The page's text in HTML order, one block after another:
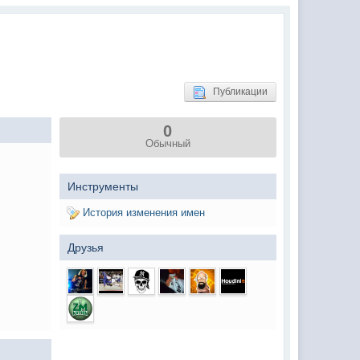
(26 января 2024 - 09:54 )
(02 мая 2023 - 15:11 )
(27 марта 2023 - 15:33 )
(27 декабря 2022 - 02:34 )
услуги тырнета
Публикации
0
Обычный
Инструменты
История изменения имен
Друзья